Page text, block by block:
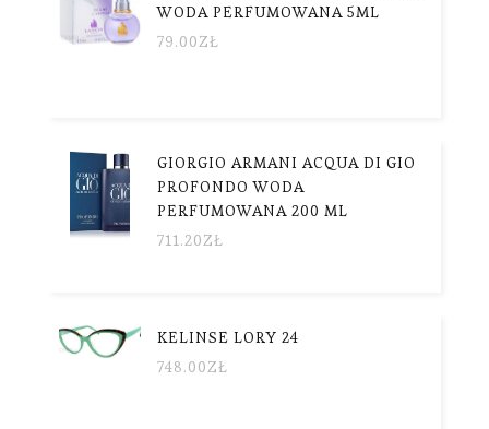
WODA PERFUMOWANA 5ML
79.00ZŁ
GIORGIO ARMANI ACQUA DI GIO
PROFONDO WODA
PERFUMOWANA 200 ML
711.20ZŁ
KELINSE LORY 24
748.00ZŁ